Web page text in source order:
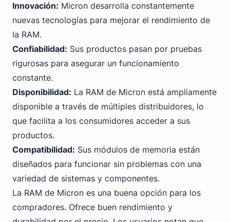
Innovación: Micron desarrolla constantemente
nuevas tecnologías para mejorar el rendimiento de
la RAM.
Confiabilidad: Sus productos pasan por pruebas
rigurosas para asegurar un funcionamiento
constante.
Disponibilidad: La RAM de Micron está ampliamente
disponible a través de múltiples distribuidores, lo
que facilita a los consumidores acceder a sus
productos.
Compatibilidad: Sus módulos de memoria están
diseñados para funcionar sin problemas con una
variedad de sistemas y componentes.
La RAM de Micron es una buena opción para los
compradores. Ofrece buen rendimiento y